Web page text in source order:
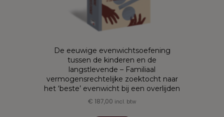
De eeuwige evenwichtsoefening
tussen de kinderen en de
langstlevende – Familiaal
vermogensrechtelijke zoektocht naar
het ‘beste’ evenwicht bij een overlijden
€ 187,00 incl. btw